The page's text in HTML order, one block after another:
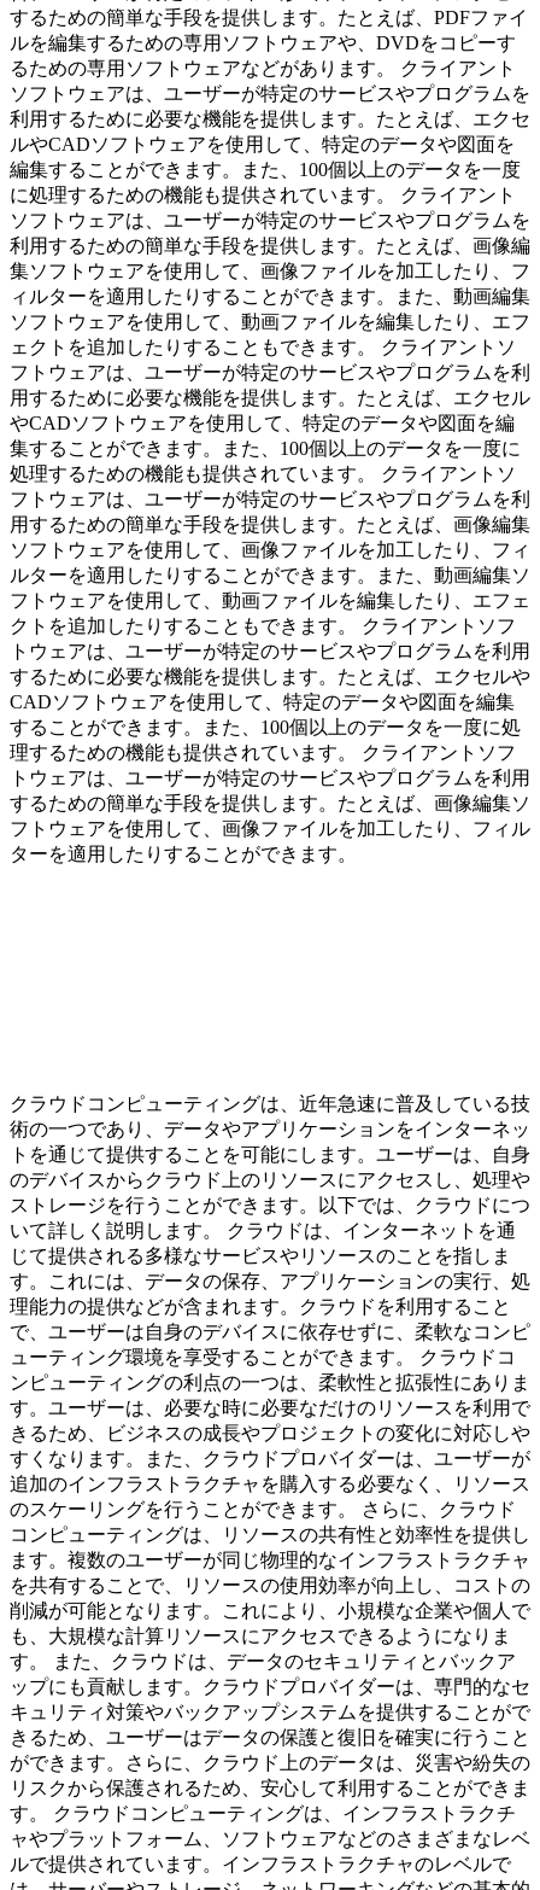
するための簡単な手段を提供します。たとえば、PDFファイ
ルを編集するための専用ソフトウェアや、DVDをコピーす
るための専用ソフトウェアなどがあります。 クライアント
ソフトウェアは、ユーザーが特定のサービスやプログラムを
利用するために必要な機能を提供します。たとえば、エクセ
ルやCADソフトウェアを使用して、特定のデータや図面を
編集することができます。また、100個以上のデータを一度
に処理するための機能も提供されています。 クライアント
ソフトウェアは、ユーザーが特定のサービスやプログラムを
利用するための簡単な手段を提供します。たとえば、画像編
集ソフトウェアを使用して、画像ファイルを加工したり、フ
ィルターを適用したりすることができます。また、動画編集
ソフトウェアを使用して、動画ファイルを編集したり、エフ
ェクトを追加したりすることもできます。 クライアントソ
フトウェアは、ユーザーが特定のサービスやプログラムを利
用するために必要な機能を提供します。たとえば、エクセル
やCADソフトウェアを使用して、特定のデータや図面を編
集することができます。また、100個以上のデータを一度に
処理するための機能も提供されています。 クライアントソ
フトウェアは、ユーザーが特定のサービスやプログラムを利
用するための簡単な手段を提供します。たとえば、画像編集
ソフトウェアを使用して、画像ファイルを加工したり、フィ
ルターを適用したりすることができます。また、動画編集ソ
フトウェアを使用して、動画ファイルを編集したり、エフェ
クトを追加したりすることもできます。 クライアントソフ
トウェアは、ユーザーが特定のサービスやプログラムを利用
するために必要な機能を提供します。たとえば、エクセルや
CADソフトウェアを使用して、特定のデータや図面を編集
することができます。また、100個以上のデータを一度に処
理するための機能も提供されています。 クライアントソフ
トウェアは、ユーザーが特定のサービスやプログラムを利用
するための簡単な手段を提供します。たとえば、画像編集ソ
フトウェアを使用して、画像ファイルを加工したり、フィル
ターを適用したりすることができます。
クラウドコンピューティングは、近年急速に普及している技
術の一つであり、データやアプリケーションをインターネッ
トを通じて提供することを可能にします。ユーザーは、自身
のデバイスからクラウド上のリソースにアクセスし、処理や
ストレージを行うことができます。以下では、クラウドにつ
いて詳しく説明します。 クラウドは、インターネットを通
じて提供される多様なサービスやリソースのことを指しま
す。これには、データの保存、アプリケーションの実行、処
理能力の提供などが含まれます。クラウドを利用すること
で、ユーザーは自身のデバイスに依存せずに、柔軟なコンピ
ューティング環境を享受することができます。 クラウドコ
ンピューティングの利点の一つは、柔軟性と拡張性にありま
す。ユーザーは、必要な時に必要なだけのリソースを利用で
きるため、ビジネスの成長やプロジェクトの変化に対応しや
すくなります。また、クラウドプロバイダーは、ユーザーが
追加のインフラストラクチャを購入する必要なく、リソース
のスケーリングを行うことができます。 さらに、クラウド
コンピューティングは、リソースの共有性と効率性を提供し
ます。複数のユーザーが同じ物理的なインフラストラクチャ
を共有することで、リソースの使用効率が向上し、コストの
削減が可能となります。これにより、小規模な企業や個人で
も、大規模な計算リソースにアクセスできるようになりま
す。 また、クラウドは、データのセキュリティとバックア
ップにも貢献します。クラウドプロバイダーは、専門的なセ
キュリティ対策やバックアップシステムを提供することがで
きるため、ユーザーはデータの保護と復旧を確実に行うこと
ができます。さらに、クラウド上のデータは、災害や紛失の
リスクから保護されるため、安心して利用することができま
す。 クラウドコンピューティングは、インフラストラクチ
ャやプラットフォーム、ソフトウェアなどのさまざまなレベ
ルで提供されています。インフラストラクチャのレベルで